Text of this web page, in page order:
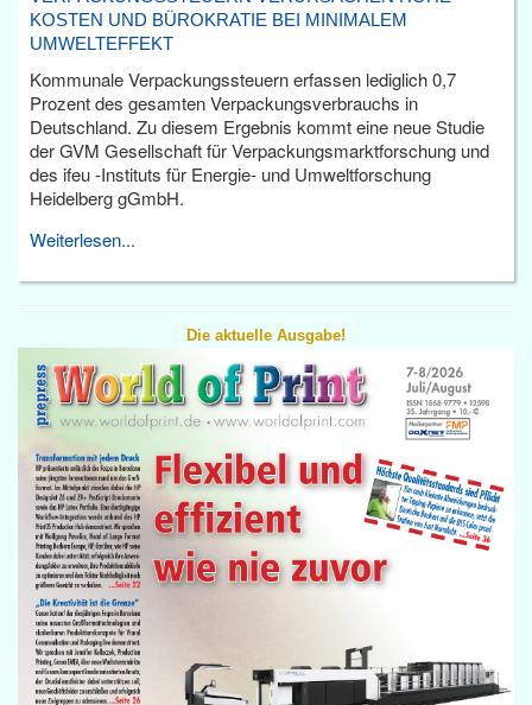
KOSTEN UND BÜROKRATIE BEI MINIMALEM
UMWELTEFFEKT
Kommunale Verpackungssteuern erfassen lediglich 0,7
Prozent des gesamten Verpackungsverbrauchs in
Deutschland. Zu diesem Ergebnis kommt eine neue Studie
der GVM Gesellschaft für Verpackungsmarktforschung und
des ifeu -Instituts für Energie- und Umweltforschung
Heidelberg gGmbH.
Weiterlesen...
Die aktuelle Ausgabe!